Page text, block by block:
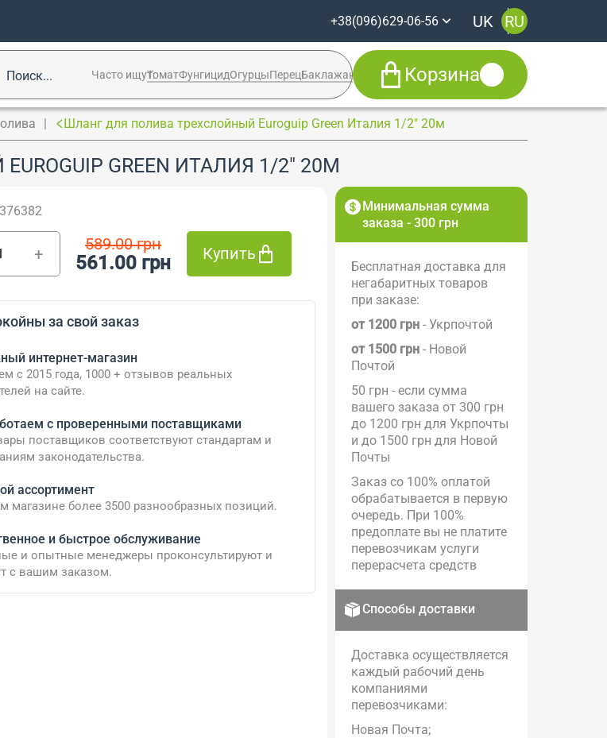
+38(096)629-06-56
+38(096)629-06-56
Viber
UK RU
Часто ищут:ТоматФунгицидОгурцыПерецБаклажан Кабачок Syngenta
Корзина
Шланг для полива трехслойный Euroguip Green Италия 1/2" 20м
GREEN ИТАЛИЯ 1/2" 20М
+
589.00 грн
561.00 грн Купить
за свой заказ
интернет-магазин
с 2015 года, 1000 + отзывов реальных
на сайте.
с проверенными поставщиками
поставщиков соответствуют стандартам и
законодательства.
ассортимент
магазине более 3500 разнообразных позиций.
и быстрое обслуживание
и опытные менеджеры проконсультируют и
с вашим заказом.
Минимальная сумма
заказа - 300 грн
Бесплатная доставка для
негабаритных товаров
при заказе:
от 1200 грн - Укрпочтой
от 1500 грн - Новой
Почтой
50 грн - если сумма
вашего заказа от 300 грн
до 1200 грн для Укрпочты
и до 1500 грн для Новой
Почты
Заказ со 100% оплатой
обрабатывается в первую
очередь. При 100%
предоплате вы не платите
перевозчикам услуги
перерасчета средств
Способы доставки
Доставка осуществляется
каждый рабочий день
компаниями
перевозчиками:
Новая Почта;